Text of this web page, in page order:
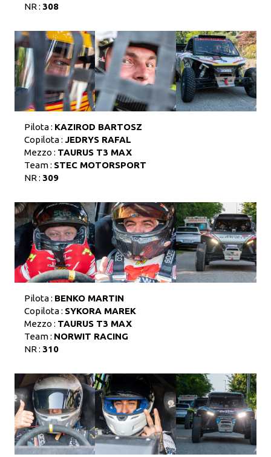
NR : 308
Pilota : KAZIROD BARTOSZ
Copilota : JEDRYS RAFAL
Mezzo : TAURUS T3 MAX
Team : STEC MOTORSPORT
NR : 309
Pilota : BENKO MARTIN
Copilota : SYKORA MAREK
Mezzo : TAURUS T3 MAX
Team : NORWIT RACING
NR : 310